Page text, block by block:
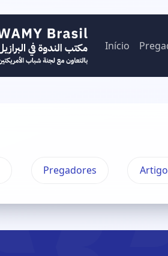
Início
Pregadores